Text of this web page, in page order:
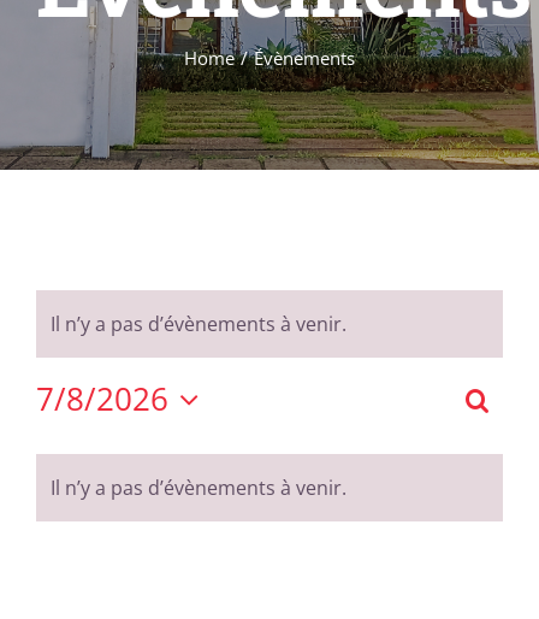
Évènements
Appels
Agenda
Home Évènements
Il n’y a pas d’évènements à venir.
et
7/8/2026
une
date.
Calendrier
de
Il n’y a pas d’évènements à venir.